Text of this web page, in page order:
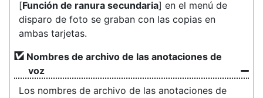
[Función de ranura secundaria] en el menú de
disparo de foto se graban con las copias en
ambas tarjetas.
Nombres de archivo de las anotaciones de
voz
Los nombres de archivo de las anotaciones de